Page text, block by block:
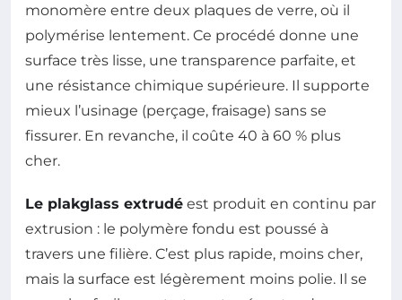
monomère entre deux plaques de verre, où il
polymérise lentement. Ce procédé donne une
surface très lisse, une transparence parfaite, et
une résistance chimique supérieure. Il supporte
mieux l’usinage (perçage, fraisage) sans se
fissurer. En revanche, il coûte 40 à 60 % plus
cher.
Le plakglass extrudé est produit en continu par
extrusion : le polymère fondu est poussé à
travers une filière. C’est plus rapide, moins cher,
mais la surface est légèrement moins polie. Il se